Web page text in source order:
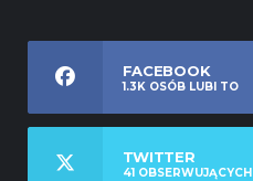
FACEBOOK
1.3KOSÓB LUBI TO
TWITTER
41OBSERWUJĄCYCH